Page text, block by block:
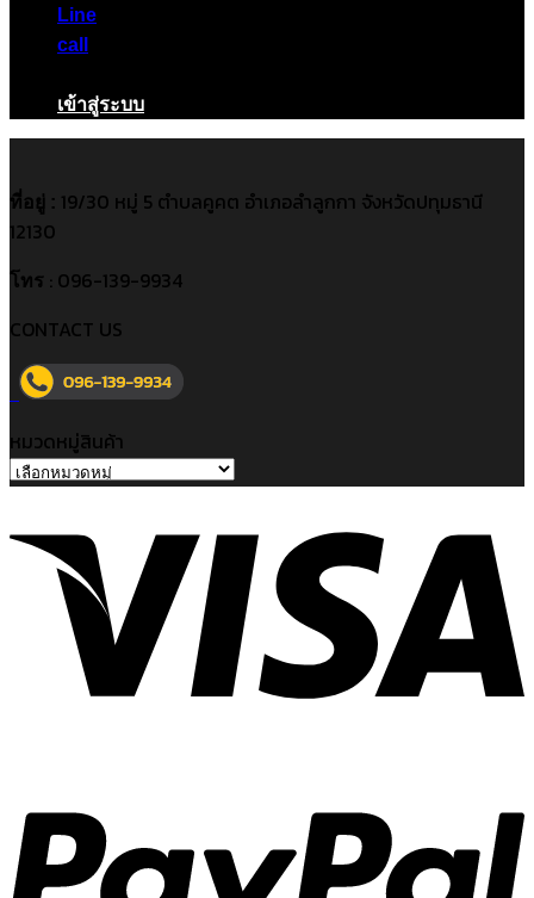
Line
call
เข้าสู่ระบบ
ที่อยู่ : 19/30 หมู่ 5 ตำบลคูคต อำเภอลำลูกกา จังหวัดปทุมธานี
12130
โทร : 096-139-9934
CONTACT US
หมวดหมู่สินค้า